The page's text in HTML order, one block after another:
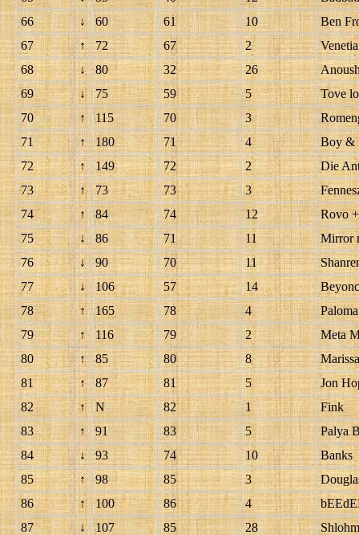
66
↓ 60 61 10
Ben
67
↑ 72 67 2
68
↓ 80 32 26
69
↓ 75 59 5
Tove
70
↑ 115 70 3
71
↑ 180 71 4
Boy &
72
↑ 149 72 2
Die
73
↑ 73 73 3
74
↑ 84 74 12
Rovo
75
↓ 86 71 11
Mirror
76
↓ 90 70 11
77
↓ 106 57 14
78
↑ 165 78 4
79
↑ 116 79 2
Meta
80
↑ 85 80 8
81
↑ 87 81 5
Jon
82
↑ N 82 1
Fink
83
↑ 91 83 5
Palya
84
↓ 93 74 10
Banks
85
↑ 98 85 3
86
↑ 100 86 4
87
↓ 107 85 28